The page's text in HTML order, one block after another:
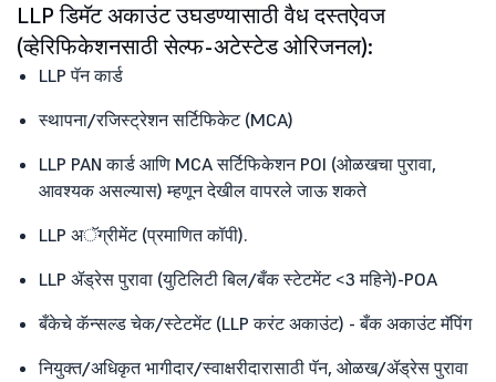
LLP डिमॅट अकाउंट उघडण्यासाठी वैध दस्तऐवज
(व्हेरिफिकेशनसाठी सेल्फ-अटेस्टेड ओरिजनल):
LLP पॅन कार्ड
स्थापना/रजिस्ट्रेशन सर्टिफिकेट (MCA)
LLP PAN कार्ड आणि MCA सर्टिफिकेशन POI (ओळखचा पुरावा,
आवश्यक असल्यास) म्हणून देखील वापरले जाऊ शकते
LLP अॅग्रीमेंट (प्रमाणित कॉपी).
LLP ॲड्रेस पुरावा (युटिलिटी बिल/बँक स्टेटमेंट <3 महिने)-POA
बँकेचे कॅन्सल्ड चेक/स्टेटमेंट (LLP करंट अकाउंट) - बँक अकाउंट मॅपिंग
नियुक्त/अधिकृत भागीदार/स्वाक्षरीदारासाठी पॅन, ओळख/ॲड्रेस पुरावा